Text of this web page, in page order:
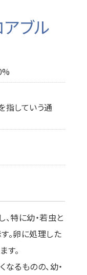
ブル
指していう通
特に幼・若虫と
。卵に処理した
す。
るものの、幼・